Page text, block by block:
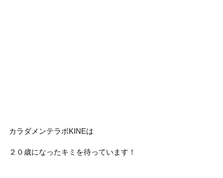
カラダメンテラボKINEは
２０歳になったキミを待っています！